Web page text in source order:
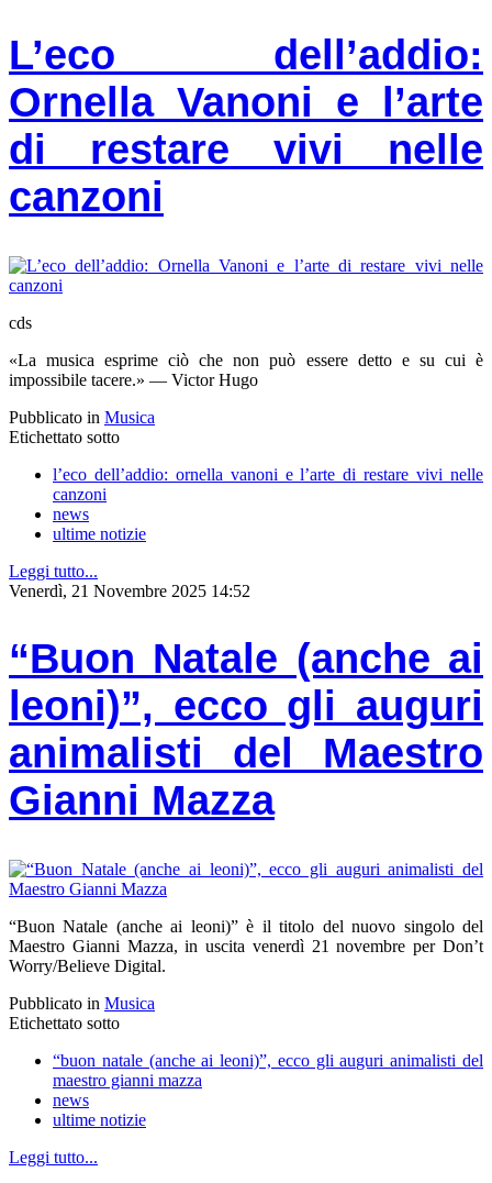
L’eco dell’addio:
Ornella Vanoni e l’arte
di restare vivi nelle
canzoni
cds
«La musica esprime ciò che non può essere detto e su cui è
impossibile tacere.» — Victor Hugo
Pubblicato in Musica
Etichettato sotto
l’eco dell’addio: ornella vanoni e l’arte di restare vivi nelle
canzoni
news
ultime notizie
Leggi tutto...
Venerdì, 21 Novembre 2025 14:52
“Buon Natale (anche ai
leoni)”, ecco gli auguri
animalisti del Maestro
Gianni Mazza
“Buon Natale (anche ai leoni)” è il titolo del nuovo singolo del
Maestro Gianni Mazza, in uscita venerdì 21 novembre per Don’t
Worry/Believe Digital.
Pubblicato in Musica
Etichettato sotto
“buon natale (anche ai leoni)”, ecco gli auguri animalisti del
maestro gianni mazza
news
ultime notizie
Leggi tutto...